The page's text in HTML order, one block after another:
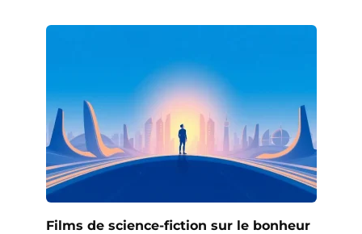
Films de science-fiction sur le bonheur